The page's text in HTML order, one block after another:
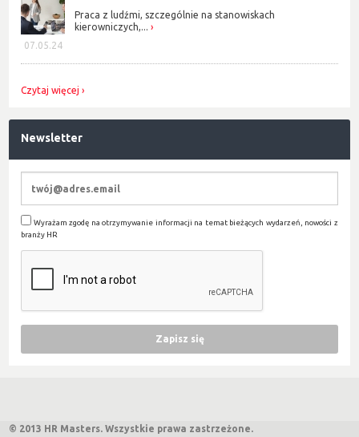
07.05.24
Praca z ludźmi, szczególnie na stanowiskach
kierowniczych,...
Czytaj więcej
Newsletter
Wyrażam zgodę na otrzymywanie informacji na temat bieżących wydarzeń, nowości z
branży HR
© 2013 HR Masters. Wszystkie prawa zastrzeżone.